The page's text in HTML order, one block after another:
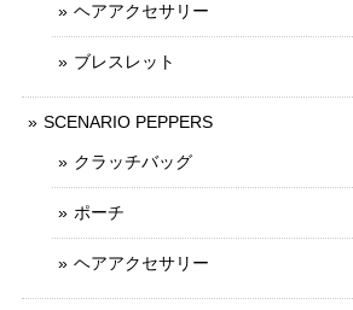
ヘアアクセサリー
ブレスレット
SCENARIO PEPPERS
クラッチバッグ
ポーチ
ヘアアクセサリー